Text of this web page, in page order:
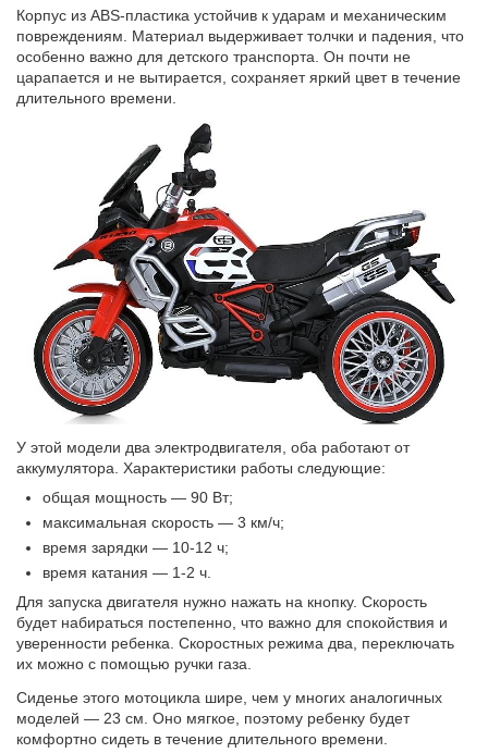
Корпус из ABS-пластика устойчив к ударам и механическим
повреждениям. Материал выдерживает толчки и падения, что
особенно важно для детского транспорта. Он почти не
царапается и не вытирается, сохраняет яркий цвет в течение
длительного времени.
У этой модели два электродвигателя, оба работают от
аккумулятора. Характеристики работы следующие:
общая мощность — 90 Вт;
максимальная скорость — 3 км/ч;
время зарядки — 10-12 ч;
время катания — 1-2 ч.
Для запуска двигателя нужно нажать на кнопку. Скорость
будет набираться постепенно, что важно для спокойствия и
уверенности ребенка. Скоростных режима два, переключать
их можно с помощью ручки газа.
Сиденье этого мотоцикла шире, чем у многих аналогичных
моделей — 23 см. Оно мягкое, поэтому ребенку будет
комфортно сидеть в течение длительного времени.